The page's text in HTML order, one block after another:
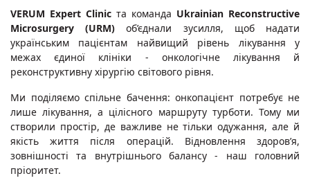
VERUM Expert Clinic та команда Ukrainian Reconstructive
Microsurgery (URM) об’єднали зусилля, щоб надати
українським пацієнтам найвищий рівень лікування у
межах єдиної клініки - онкологічне лікування й
реконструктивну хірургію світового рівня.
Ми поділяємо спільне бачення: онкопацієнт потребує не
лише лікування, а цілісного маршруту турботи. Тому ми
створили простір, де важливе не тільки одужання, але й
якість життя після операцій. Відновлення здоров’я,
зовнішності та внутрішнього балансу - наш головний
пріоритет.